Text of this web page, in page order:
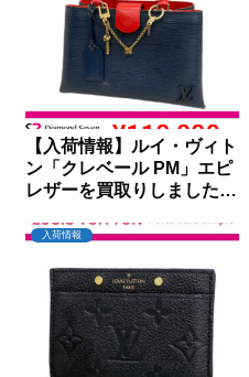
【入荷情報】ルイ・ヴィト
ン「クレベール PM」エピ
レザーを買取りしました｜
入荷情報